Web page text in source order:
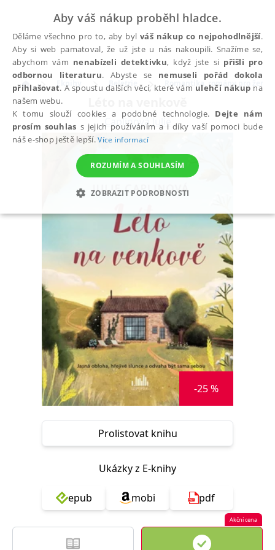
Eknihy Beletrie Romantika, romány pro ženy
Caplinová Julie
-25 %
Prolistovat knihu
Ukázky z E-knihy
epub mobi pdf
Akční cena
Aby váš nákup proběhl hladce.
Děláme všechno pro to, aby bylváš nákup co nejpohodlnější.
Aby si web pamatoval, že už jste u nás nakoupili. Snažíme se,
abychom vám nenabízeli detektivku, když jste si přišli pro
odbornou literaturu. Abyste se nemuseli pořád dokola
přihlašovat. A spoustu dalších věcí, které vám ulehčí nákup na
našem webu.
K tomu slouží cookies a podobné technologie. Dejte nám
prosím souhlas s jejich používáním a i díky vaší pomoci bude
náš e-shop ještě lepší.Více informací
ROZUMÍM A SOUHLASÍM
ZOBRAZIT PODROBNOSTI
NEZBYTNÉ ANALYTICKÉ MARKETINGOVÉ
NEZAŘAZENÉ SOUBORY
Nezbytné Analytické Marketingové
Funkční
Nezařazené soubory
Nezbytně nutné soubory cookie umožňují základní funkce webových
stránek, jako je přihlášení uživatele a správa účtu. Webové stránky nelze
bez nezbytně nutných souborů cookie správně používat.
Název
Provider /
Doména
Vyprší
CookieScriptConsent
CookieScript
www.grada.cz
1 měsíc
cookie
návštěvníků.
Je nutné, aby
banner
cookie
Cookie-
Script.com
fungoval